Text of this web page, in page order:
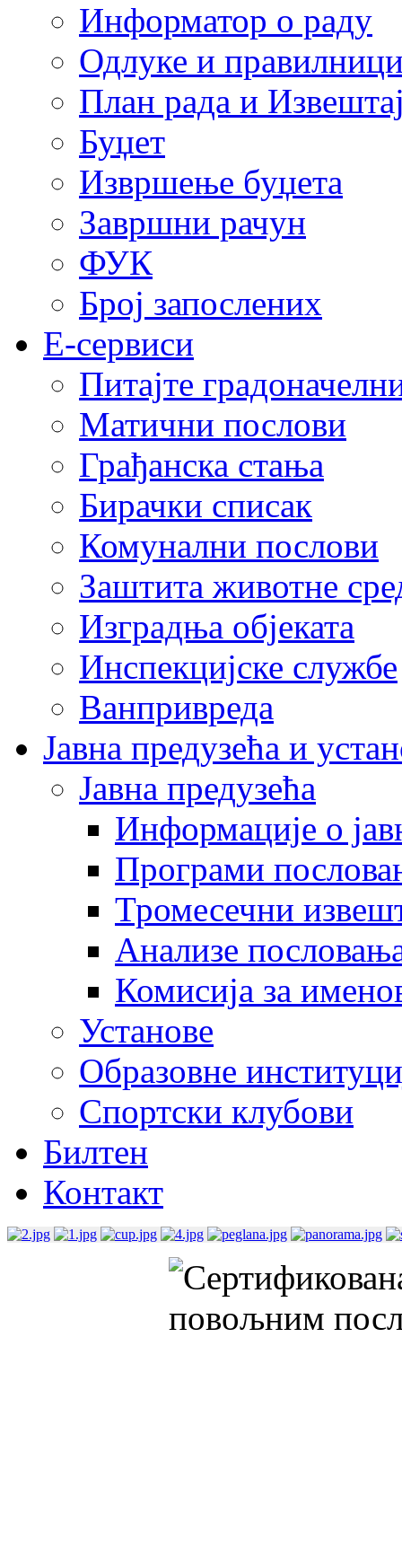
Информатор о раду
Одлуке и
План рада и
Буџет
Извршење буџета
Завршни рачун
ФУК
Број запослених
E-сервиси
Питајте
Матични послови
Грађанска стања
Бирачки списак
Комунални послови
Заштита животне
Изградња објеката
Инспекцијске службе
Ванпривреда
Јавна предузећа и
Јавна предузећа
Информације о
Програми
Тромесечни
Анализе
Комисија за
Установе
Образовне
Спортски клубови
Билтен
Контакт